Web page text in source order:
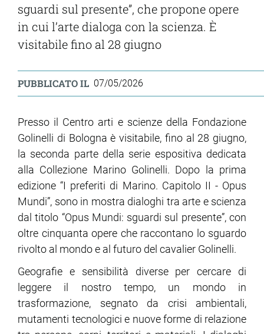
sguardi sul presente”, che propone opere
in cui l’arte dialoga con la scienza. È
visitabile fino al 28 giugno
PUBBLICATO IL 07/05/2026
Presso il Centro arti e scienze della Fondazione
Golinelli di Bologna è visitabile, fino al 28 giugno,
la seconda parte della serie espositiva dedicata
alla Collezione Marino Golinelli. Dopo la prima
edizione “I preferiti di Marino. Capitolo II - Opus
Mundi”, sono in mostra dialoghi tra arte e scienza
dal titolo “Opus Mundi: sguardi sul presente”, con
oltre cinquanta opere che raccontano lo sguardo
rivolto al mondo e al futuro del cavalier Golinelli.
Geografie e sensibilità diverse per cercare di
leggere il nostro tempo, un mondo in
trasformazione, segnato da crisi ambientali,
mutamenti tecnologici e nuove forme di relazione